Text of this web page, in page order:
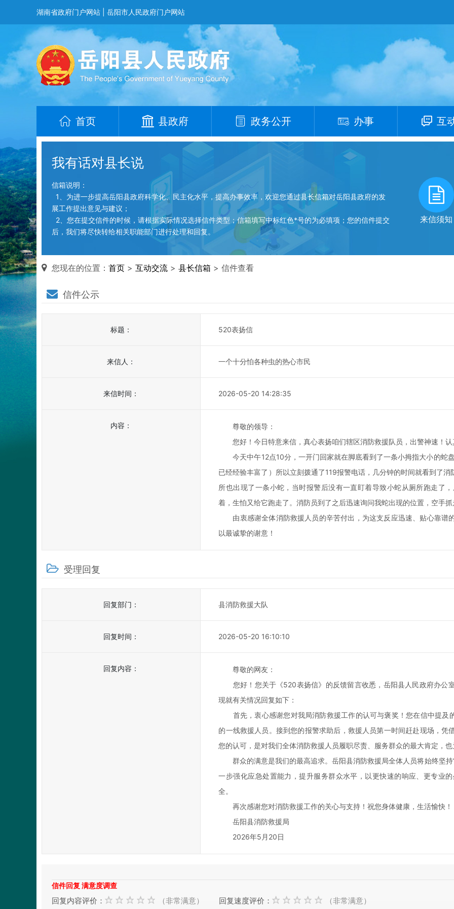
湖南省政府门户网站 岳阳市人民政府门户网站
首页 县政府 政务公开 办事 互
我有话对县长说
信箱说明：
1、为进一步提高岳阳县政府科学化、民主化水平，提高办事效率，欢迎您通过县长信箱对岳阳县政府的发
展工作提出意见与建议；
2、您在提交信件的时候，请根据实际情况选择信件类型；信箱填写中标红色*号的为必填项；您的信件提交
后，我们将尽快转给相关职能部门进行处理和回复。
来信须知
您现在的位置： 首页 > 互动交流 > 县长信箱 > 信件查看
信件公示
标题： 520表扬信
来信人： 一个十分怕各种虫的热心市民
来信时间： 2026-05-20 14:28:35
内容：
尊敬的领导：
您好！今日特意来信，真心表扬咱们辖区消防救援队员，出警神速！
今天中午12点10分，一开门回家就在脚底看到了一条小拇指大小的蛇
已经经验丰富了）所以立刻拨通了119报警电话，几分钟的时间就看到了
所也出现了一条小蛇，当时报警后没有一直盯着导致小蛇从厕所跑走了
着，生怕又给它跑走了。消防员到了之后迅速询问我蛇出现的位置，空手
由衷感谢全体消防救援人员的辛苦付出，为这支反应迅速、贴心靠
以最诚挚的谢意！
受理回复
回复部门： 县消防救援大队
回复时间： 2026-05-20 16:10:10
回复内容：
尊敬的网友：
您好！您关于《520表扬信》的反馈留言收悉，岳阳县人民政府办公
现就有关情况回复如下：
首先，衷心感谢您对我局消防救援工作的认可与褒奖！您在信中提及
的一线救援人员。接到您的报警求助后，救援人员第一时间赶赴现场，
您的认可，是对我们全体消防救援人员履职尽责、服务群众的最大肯定，
群众的满意是我们的最高追求。岳阳县消防救援局全体人员将始终坚持
一步强化应急处置能力，提升服务群众水平，以更快速的响应、更专业
全。
再次感谢您对消防救援工作的关心与支持！祝您身体健康，生活愉快！
岳阳县消防救援局
2026年5月20日
信件回复 满意度调查
回复内容评价： （非常满意） 回复速度评价： （非常满意）